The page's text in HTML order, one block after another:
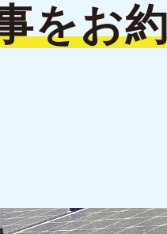
をお